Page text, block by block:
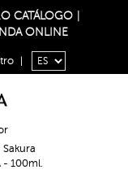
CATÁLOGO
ONLINE
Sakura
- 100ml.